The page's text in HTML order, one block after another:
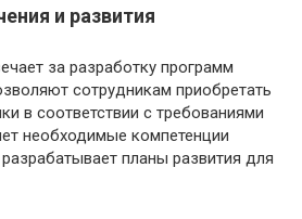
и развития
за разработку программ
сотрудникам приобретать
в соответствии с требованиями
необходимые компетенции
планы развития для